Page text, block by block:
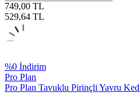
749,00 TL
529,64 TL
%0 İndirim
Pro Plan
Pro Plan Tavuklu Pirinçli Yavru